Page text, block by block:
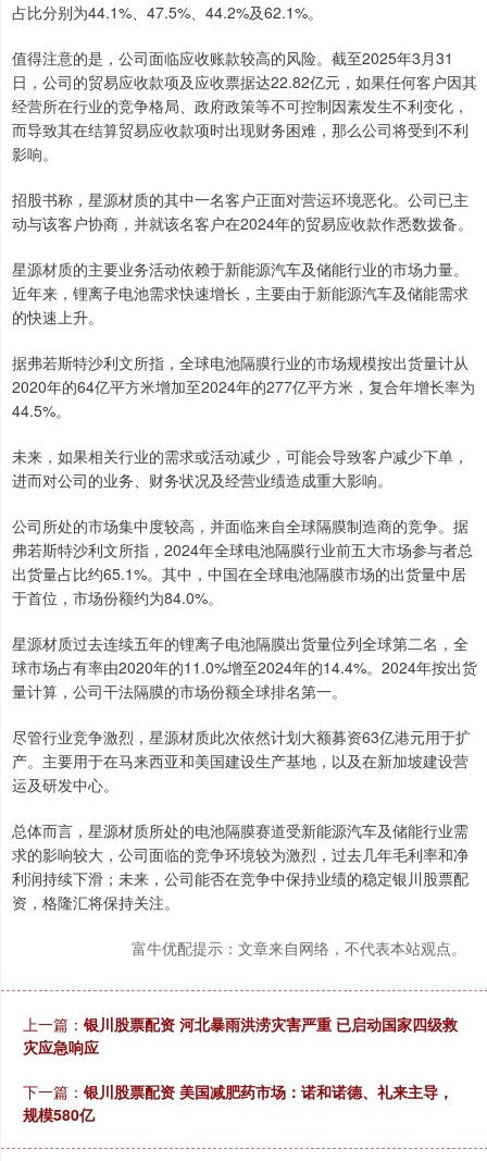
占比分别为44.1%、47.5%、44.2%及62.1%。
值得注意的是，公司面临应收账款较高的风险。截至2025年3月31
日，公司的贸易应收款项及应收票据达22.82亿元，如果任何客户因其
经营所在行业的竞争格局、政府政策等不可控制因素发生不利变化，
而导致其在结算贸易应收款项时出现财务困难，那么公司将受到不利
影响。
招股书称，星源材质的其中一名客户正面对营运环境恶化。公司已主
动与该客户协商，并就该名客户在2024年的贸易应收款作悉数拨备。
星源材质的主要业务活动依赖于新能源汽车及储能行业的市场力量。
近年来，锂离子电池需求快速增长，主要由于新能源汽车及储能需求
的快速上升。
据弗若斯特沙利文所指，全球电池隔膜行业的市场规模按出货量计从
2020年的64亿平方米增加至2024年的277亿平方米，复合年增长率为
44.5%。
未来，如果相关行业的需求或活动减少，可能会导致客户减少下单，
进而对公司的业务、财务状况及经营业绩造成重大影响。
公司所处的市场集中度较高，并面临来自全球隔膜制造商的竞争。据
弗若斯特沙利文所指，2024年全球电池隔膜行业前五大市场参与者总
出货量占比约65.1%。其中，中国在全球电池隔膜市场的出货量中居
于首位，市场份额约为84.0%。
星源材质过去连续五年的锂离子电池隔膜出货量位列全球第二名，全
球市场占有率由2020年的11.0%增至2024年的14.4%。2024年按出货
量计算，公司干法隔膜的市场份额全球排名第一。
尽管行业竞争激烈，星源材质此次依然计划大额募资63亿港元用于扩
产。主要用于在马来西亚和美国建设生产基地，以及在新加坡建设营
运及研发中心。
总体而言，星源材质所处的电池隔膜赛道受新能源汽车及储能行业需
求的影响较大，公司面临的竞争环境较为激烈，过去几年毛利率和净
利润持续下滑；未来，公司能否在竞争中保持业绩的稳定银川股票配
资，格隆汇将保持关注。
富牛优配提示：文章来自网络，不代表本站观点。
上一篇： 银川股票配资 河北暴雨洪涝灾害严重 已启动国家四级救
灾应急响应
下一篇： 银川股票配资 美国减肥药市场：诺和诺德、礼来主导，
规模580亿